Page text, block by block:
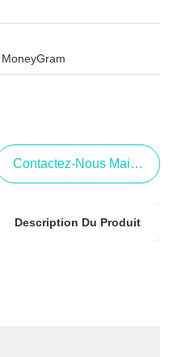
Contactez-Nous Maintenant
Description Du Produit